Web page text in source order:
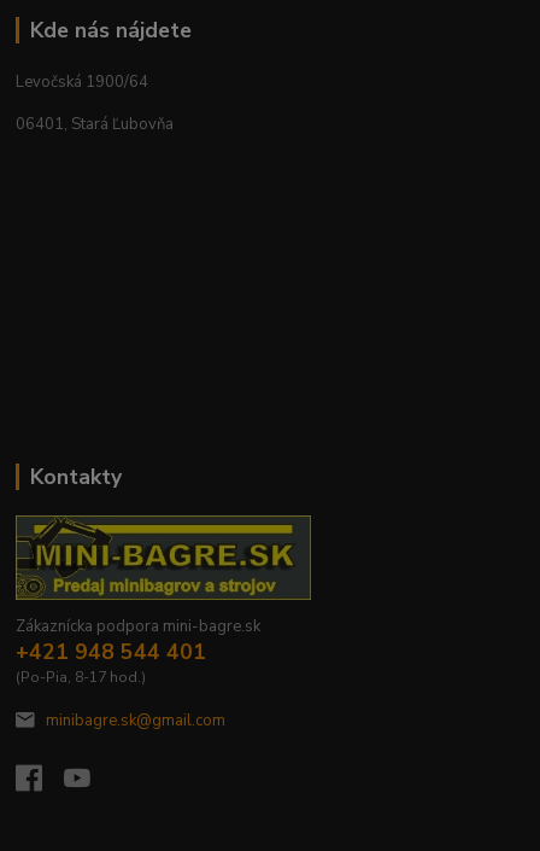
Kde nás nájdete
Levočská 1900/64
06401, Stará Ľubovňa
Kontakty
Zákaznícka podpora mini-bagre.sk
+421 948 544 401
(Po-Pia, 8-17 hod.)
minibagre.sk@gmail.com